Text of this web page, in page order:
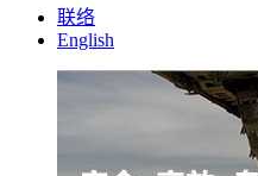
联络
English